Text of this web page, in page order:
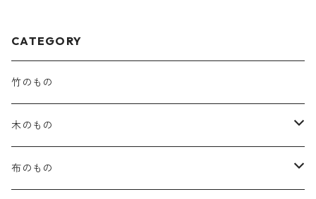
CATEGORY
竹のもの
木のもの
カトラリー
布のもの